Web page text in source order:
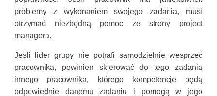
problemy z wykonaniem swojego zadania, musi
otrzymać niezbędną pomoc ze strony project
managera.
Jeśli lider grupy nie potrafi samodzielnie wesprzeć
pracownika, powinien skierować do tego zadania
innego pracownika, którego kompetencje będą
odpowiednie danemu zadaniu i pomogą w jego